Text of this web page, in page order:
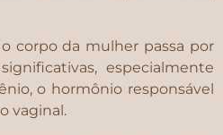
corpo da mulher passa por
especialmente
o hormônio responsável
vaginal.